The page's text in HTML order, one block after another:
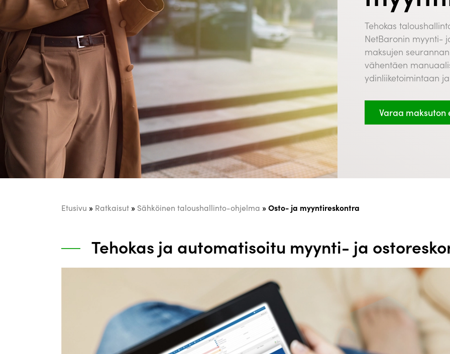
Tehokas
NetBaronin myynti-
maksujen
vähentäen
ydinliiketoimintaan
Varaa maksuton
Etusivu » Ratkaisut » Sähköinen taloushallinto-ohjelma »Osto- ja myyntireskontra
Tehokas ja automatisoitu myynti- ja